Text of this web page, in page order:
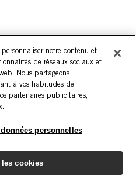
notre contenu et
de réseaux sociaux et
Nous partageons
à vos habitudes de
partenaires publicitaires,
personnelles
les cookies